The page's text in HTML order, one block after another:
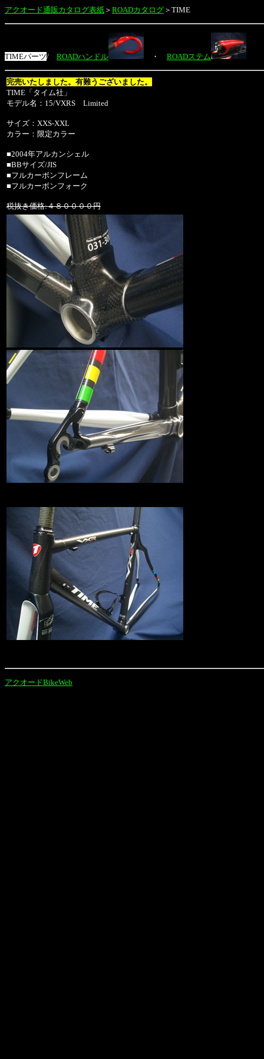
アクオード通販カタログ表紙 ＞ ROADカタログ ＞ TIME
TIMEパーツ/ ROADハンドル ・ ROADステム
完売いたしました。有難うございました。
TIME「タイム社」
モデル名：15/VXRS Limited
サイズ：XXS-XXL
カラー：限定カラー
■2004年アルカンシェル
■BBサイズ/JIS
■フルカーボンフレーム
■フルカーボンフォーク
税抜き価格:４８００００円
アクオードBikeWeb